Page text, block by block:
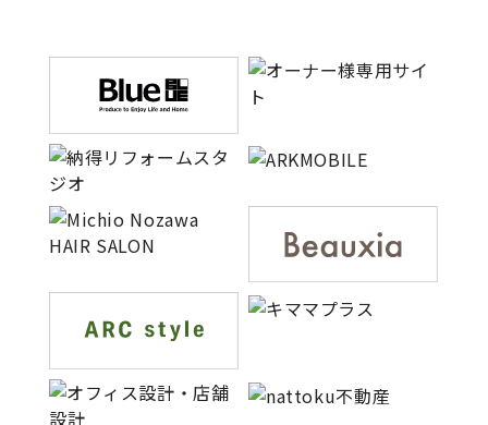
サイトマップ プライバシーポリシー
よくある質問